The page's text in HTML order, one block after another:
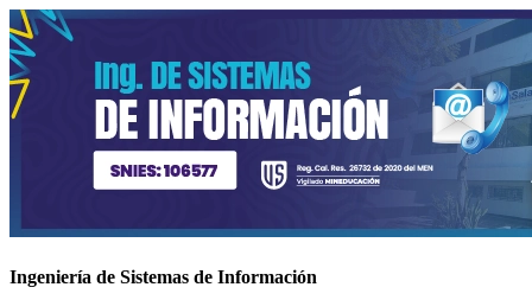
Ingeniería de Sistemas de Información